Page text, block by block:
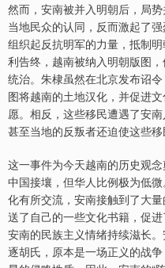
然而，安南被并入明朝后，局
当地民众的认同，反而激起了
组织起反抗明军的力量，抵制
利告终，越南被纳入明朝版图
统治。朱棣虽然在北京发布诏
图将越南的土地汉化，并促进
愿。相反，这些移民遭遇了安
甚至当地的反叛者还迫使这些移
这一事件为今天越南的历史观
中国接壤，但华人比例极为低
化有所交流，安南接触到了大
送了自己的一些文化书籍，促
安南的民族主义情绪持续滋长
逐胡氏，原本是一场正义的战